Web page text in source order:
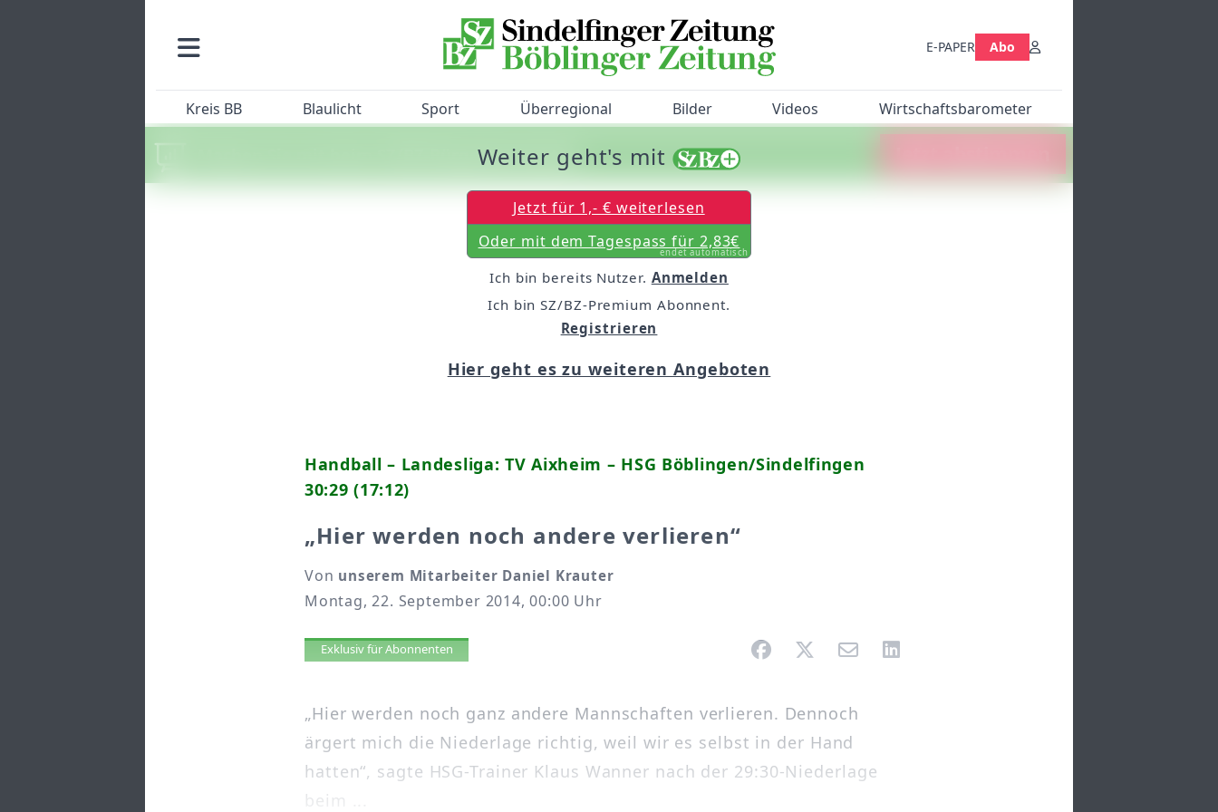
E-PAPER Abo
Kreis BB Blaulicht Sport Überregional Bilder Videos Wirtschaftsbarometer
Machen Sie mit beim SZ/BZ-Bürgerbarometer!
Handball – Landesliga: TV Aixheim – HSG Böblingen/Sindelfingen
30:29 (17:12)
„Hier werden noch andere verlieren“
Von unserem Mitarbeiter Daniel Krauter
Montag, 22. September 2014, 00:00 Uhr
Artikel vorlesen
Exklusiv für Abonnenten
„Hier werden noch ganz andere Mannschaften verlieren. Dennoch
ärgert mich die Niederlage richtig, weil wir es selbst in der Hand
hatten“, sagte HSG-Trainer Klaus Wanner nach der 29:30-Niederlage
beim ...
Weiter geht's mit
Jetzt für 1,- € weiterlesen
Oder mit dem Tagespass für 2,83€
endet automatisch
Ich bin bereits Nutzer. Anmelden
Ich bin SZ/BZ-Premium Abonnent.
Registrieren
Hier geht es zu weiteren Angeboten